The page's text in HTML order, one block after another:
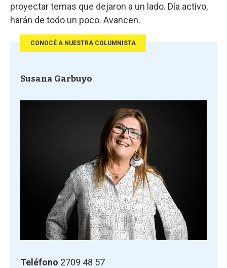
proyectar temas que dejaron a un lado. Día activo,
harán de todo un poco. Avancen.
CONOCÉ A NUESTRA COLUMNISTA
Susana Garbuyo
Teléfono 2709 48 57